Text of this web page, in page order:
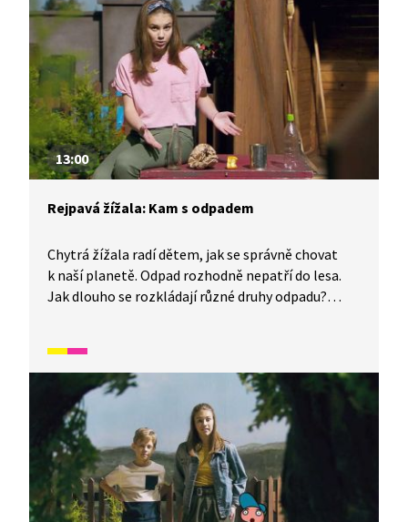
Nákupní seznam je skvělý pomocník.
13:00
Rejpavá žížala: Kam s odpadem
Chytrá žížala radí dětem, jak se správně chovat
k naší planetě. Odpad rozhodně nepatří do lesa.
Jak dlouho se rozkládají různé druhy odpadu?
vodu. A co mohou udělat děti? To nám prozradí
naše chytrá žížala.